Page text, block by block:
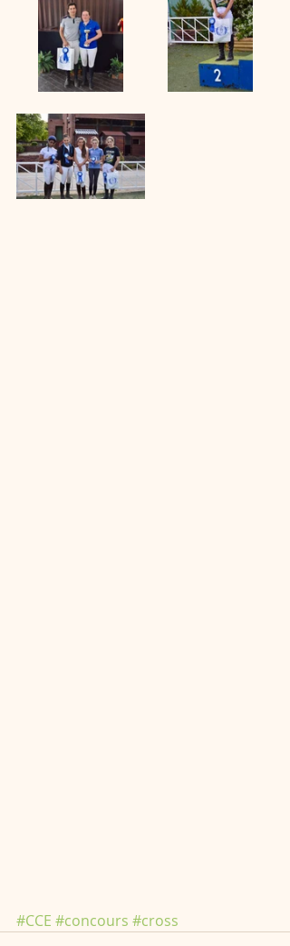
#CCE #concours #cross